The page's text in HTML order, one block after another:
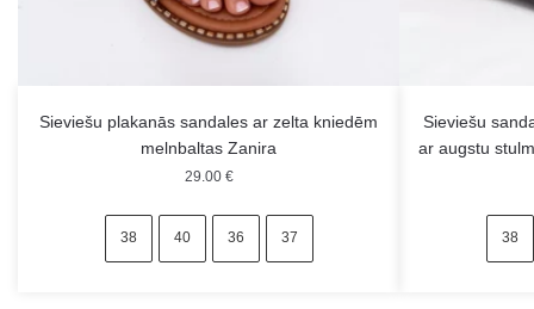
Sieviešu plakanās sandales ar zelta kniedēm
melnbaltas Zanira
29.00 €
38 40 36 37
Sieviešu
ar augstu
38